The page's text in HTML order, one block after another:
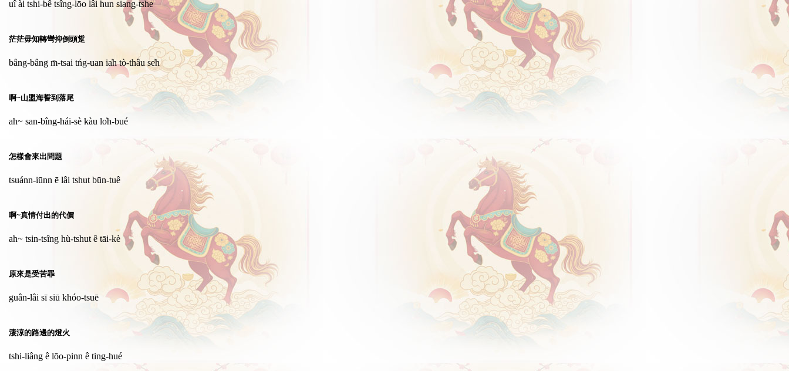
uî ài tshi-bê tsîng-lōo lâi hun siang-tshe
茫茫毋知轉彎抑倒頭踅
bâng-bâng m̄-tsai tńg-uan ia̍h tò-thâu se̍h
啊~山盟海誓到落尾
ah~ san-bîng-hái-sè kàu lo̍h-bué
怎樣會來出問題
tsuánn-iūnn ē lâi tshut būn-tuê
啊~真情付出的代價
ah~ tsin-tsîng hù-tshut ê tāi-kè
原來是受苦罪
guân-lâi sī siū khóo-tsuē
淒涼的路邊的燈火
tshi-liâng ê lōo-pinn ê ting-hué